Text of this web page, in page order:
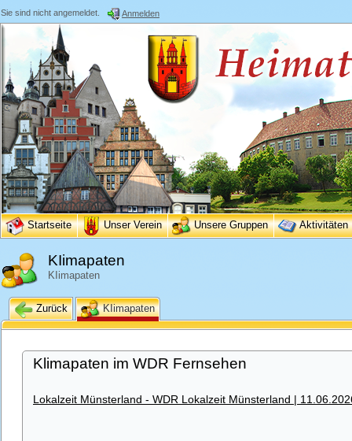
Sie sind nicht angemeldet. Anmelden
Startseite Unser Verein Unsere Gruppen Aktivitäten
KIimapaten
KIimapaten
Zurück KIimapaten
Klimapaten im WDR Fernsehen
Lokalzeit Münsterland - WDR Lokalzeit Münsterland |